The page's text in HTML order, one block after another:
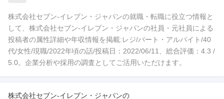
株式会社セブン-イレブン・ジャパンの就職・転職に役立つ情報と
して、株式会社セブン-イレブン・ジャパンの社員・元社員による
投稿者の属性詳細や年収情報を掲載:レジ/パート・アルバイト/40
代/女性/現職/2022年頃の話/投稿日：2022/06/11、総合評価：4.3 /
5.0。企業分析や採用の調査としてご活用いただけます。
株式会社セブン-イレブン・ジャパンの